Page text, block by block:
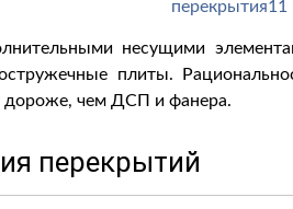
несущими
плиты.
дороже, чем ДСП и фанера.
перекрытий